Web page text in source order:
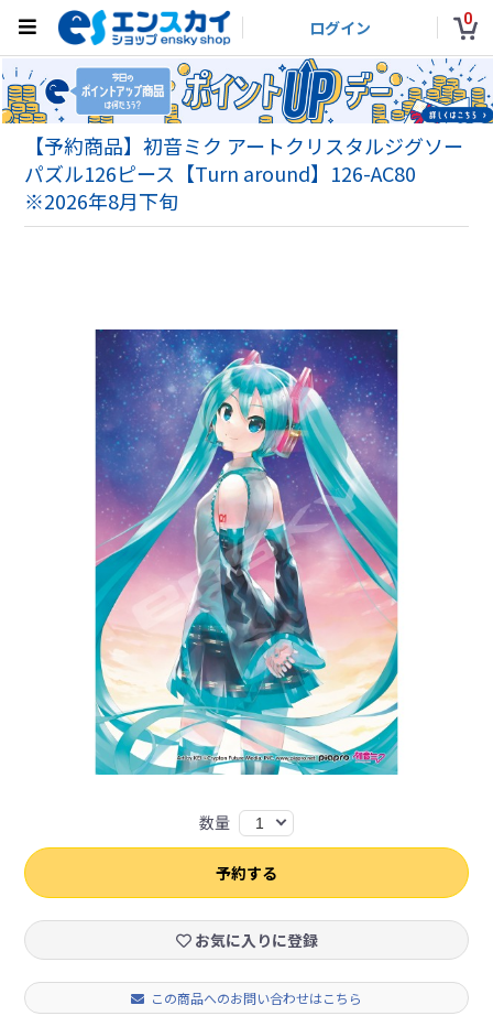
ログイン 0
【予約商品】初音ミク アートクリスタルジグソー
パズル126ピース【Turn around】126-AC80
※2026年8月下旬
数量 1
予約する
お気に入りに登録
この商品へのお問い合わせはこちら